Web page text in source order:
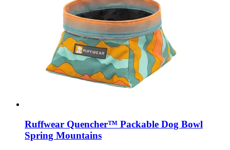
Ruffwear Quencher™ Packable Dog Bowl
Spring Mountains